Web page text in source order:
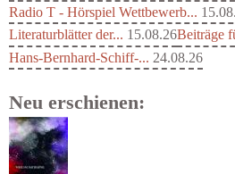
Radio T - Hörspiel Wettbewerb...
Literaturblätter der... 15.08.26Beiträge
Hans-Bernhard-Schiff-... 24.08.26
Neu erschienen: